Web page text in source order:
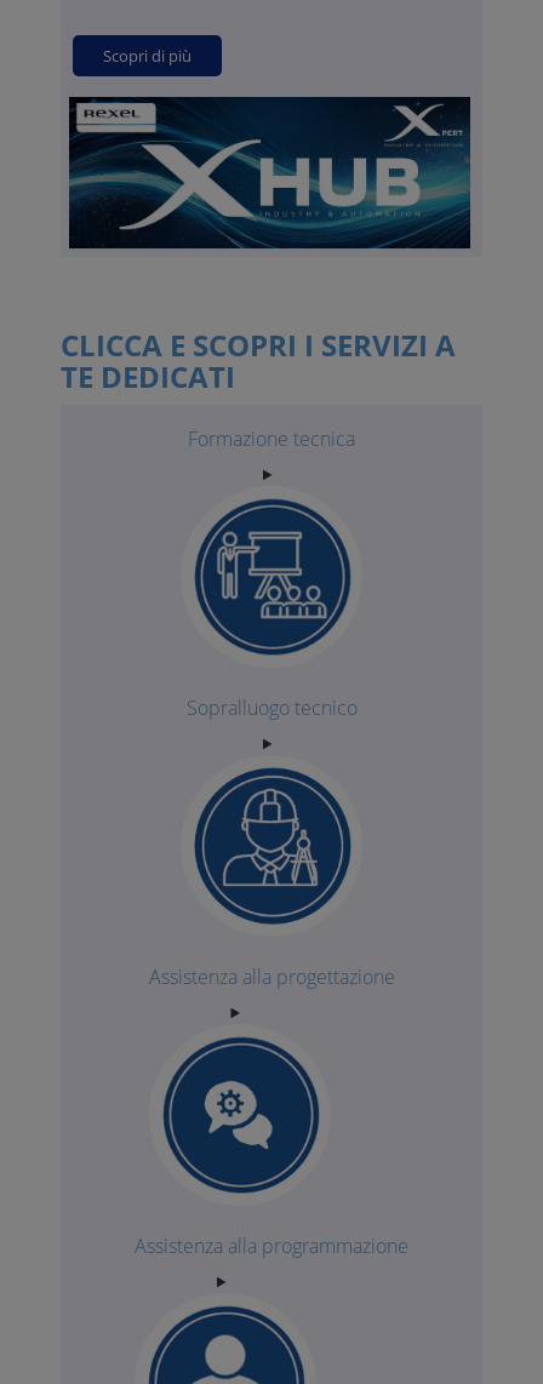
Scopri di più
CLICCA E SCOPRI I SERVIZI A
TE DEDICATI
Formazione tecnica
Sopralluogo tecnico
Assistenza alla progettazione
Assistenza alla programmazione